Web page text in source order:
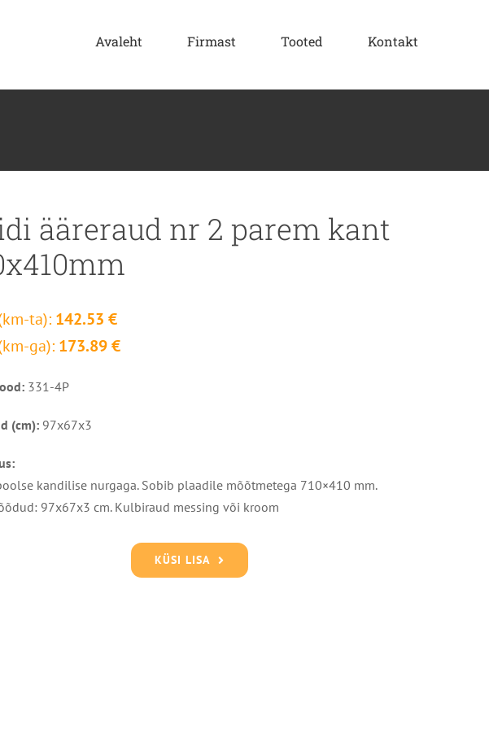
Avaleht Firmast Tooted Kontakt
ääreraud nr 2 parem kant
ta): 142.53 €
ga): 173.89 €
331-4P
(cm): 97x67x3
kandilise nurgaga. Sobib plaadile mõõtmetega 710×410 mm.
97x67x3 cm. Kulbiraud messing või kroom
KÜSI LISA